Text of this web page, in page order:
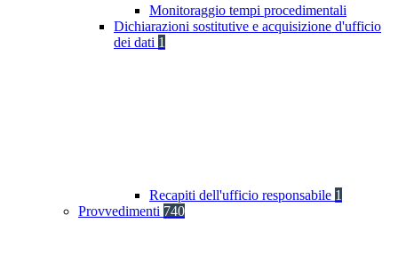
Monitoraggio tempi procedimentali
Dichiarazioni sostitutive e acquisizione d'ufficio
dei dati 1
Recapiti dell'ufficio responsabile 1
Provvedimenti 740